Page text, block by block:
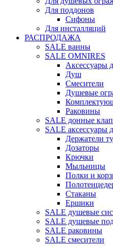
Для поддонов
Сифоны
Для инсталляций
РАСПРОДАЖА
SALE ванны
SALE OMNIRES
Аксессуары
Душ
Смесители
Душевые
Раковины
SALE донные
SALE аксессуары
Держатели
Дозаторы
Крючки
Мыльницы
Полки и
Стаканы
Ершики
SALE душевые
SALE душевые
SALE раковины
SALE смесители